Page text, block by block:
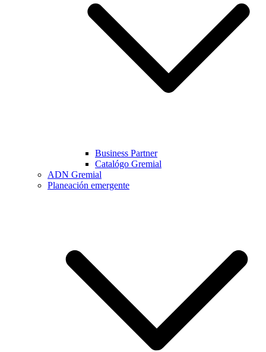
Business Partner
Catalógo Gremial
ADN Gremial
Planeación emergente